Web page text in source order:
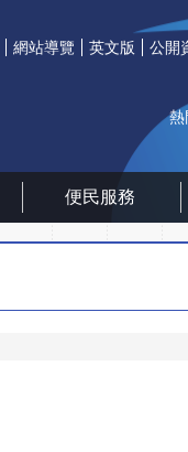
網站導覽 英文版 公開
熱
便民服務